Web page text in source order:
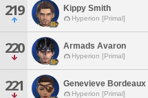
219 Kippy Smith
Hyperion [Primal]
220 Armads Avaron
Hyperion [Primal]
221 Genevieve Bordeaux
Hyperion [Primal]